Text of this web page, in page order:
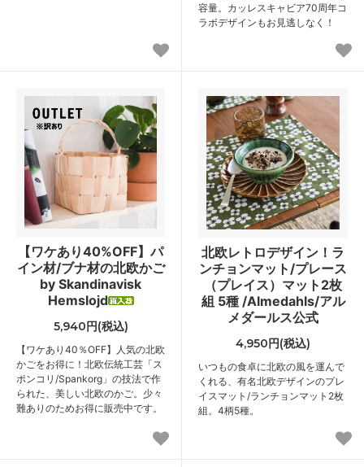
容量。カッレスキャビア70周年コ
ラボデザインもお見逃しなく！
【ワケあり40%OFF】パ
イン材/ブナ材の北欧かご
by Skandinavisk
Hemslojd
5,940円(税込)
【ワケあり40％OFF】人気の北欧
かごをお得に！北欧伝統工芸「ス
ポンコリ/Spankorg」の技法で作
られた、美しい北欧のかご。少々
難ありのためお得に販売中です。
北欧レトロデザイン！ラ
ンチョンマット/プレース
（プレイス）マット2枚
組 5種 /Almedahls/アル
メダールス公式
4,950円(税込)
いつもの食卓に北欧の風を運んで
くれる、有名北欧デザインのプレ
イスマット/ランチョンマット2枚
組。4柄5種。